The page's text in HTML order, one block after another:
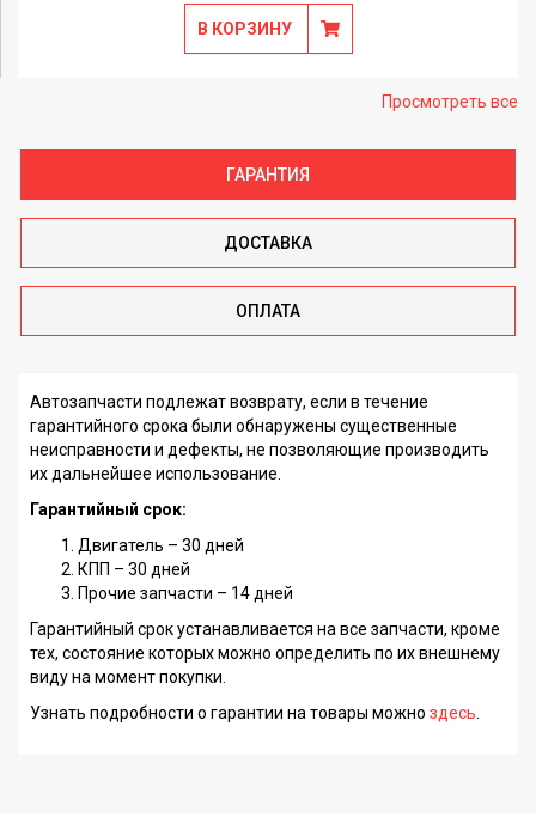
В КОРЗИНУ
Просмотреть все
ГАРАНТИЯ
ДОСТАВКА
ОПЛАТА
Автозапчасти подлежат возврату, если в течение
гарантийного срока были обнаружены существенные
неисправности и дефекты, не позволяющие производить
их дальнейшее использование.
Гарантийный срок:
Двигатель – 30 дней
КПП – 30 дней
Прочие запчасти – 14 дней
Гарантийный срок устанавливается на все запчасти, кроме
тех, состояние которых можно определить по их внешнему
виду на момент покупки.
Узнать подробности о гарантии на товары можно здесь.